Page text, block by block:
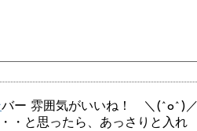
バー 雰囲気がいいね！ ＼(^o^)／
・と思ったら、あっさりと入れ